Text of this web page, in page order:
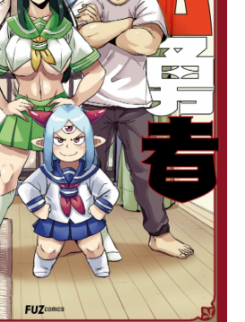
OMXほか話数全12話キャスト宇崎
花：大空直美桜井真一：赤羽根健治
亜細亜実：竹達彩奈榊逸仁：髙木朋
弥亜細亜紀彦：秋元羊介宇崎月：早
見沙織スタッフ原作：丈（ドラゴン
コミックスエイジ『宇崎ちゃんは遊
びたい!』/KADOKAWA刊）監督：三
浦和也シリーズ構成：あおしまたか
しキャラクターデザイン：栗原学美
術設定・美術監督：渡邊聡色彩設
計：相原彩子撮影監督：松向寿編
集：小口理菜（IMAGICALab.）音響
監督：えびなやすのり音響効果：川
田清貴アニメーション制作：ENGI製
作：宇崎ちゃん製作委員会主題歌O
P：「なだめス...